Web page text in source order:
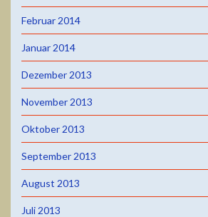
Februar 2014
Januar 2014
Dezember 2013
November 2013
Oktober 2013
September 2013
August 2013
Juli 2013